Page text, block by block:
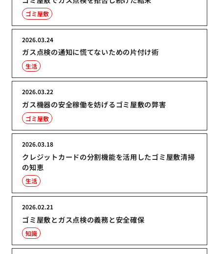
ゴミ屋敷
ガス点検の通知に慌てないための片付け術
2026.03.24
生活
ガス機器の安全稼働を妨げるゴミ屋敷の弊害
2026.03.22
ゴミ屋敷
クレジットカードの分割機能を活用したゴミ屋敷清掃
の知恵
2026.03.18
生活
ゴミ屋敷とガス点検の義務と安全確保
2026.02.21
知識